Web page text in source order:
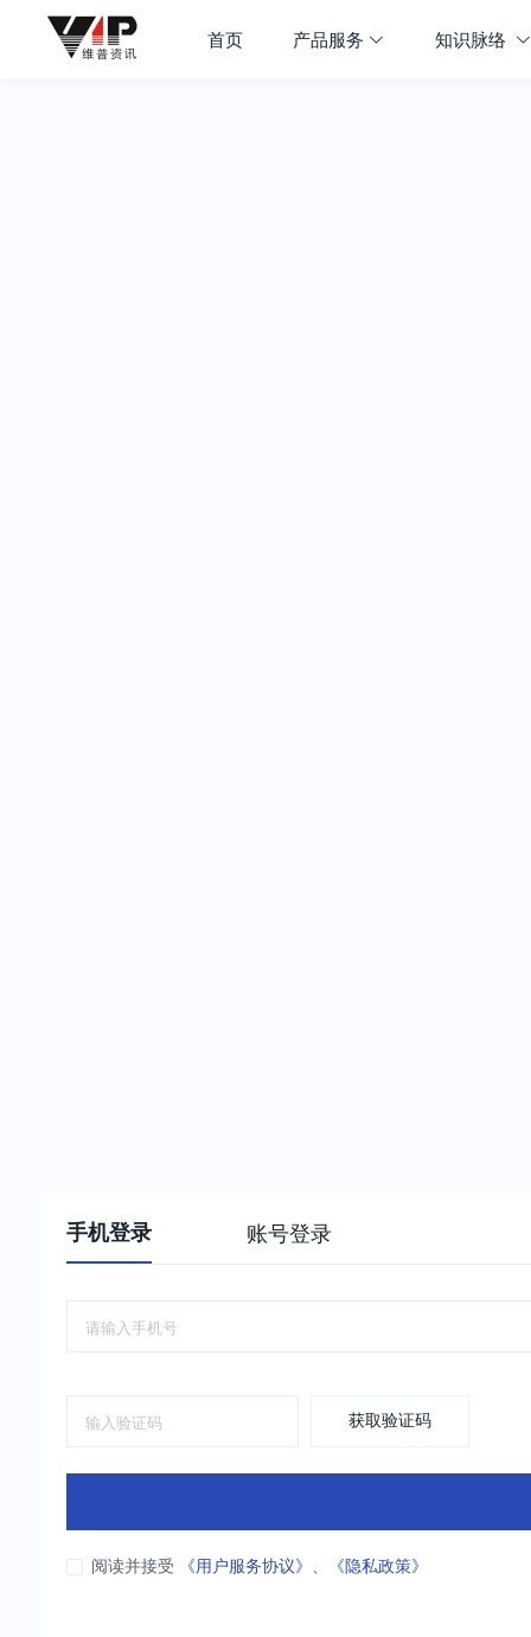
首页 产品服务 知识脉络
手机登录 账号登录
获取验证码
阅读并接受 《用户服务协议》 、 《隐私政策》